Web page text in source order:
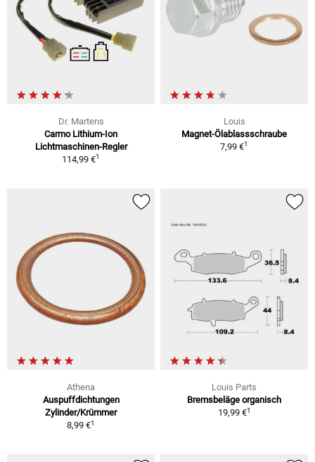
Dr. Martens
Carmo Lithium-Ion
Lichtmaschinen-Regler
114,99 €1
Louis
Magnet-Ölablassschraube
7,99 €1
Athena
Auspuffdichtungen
Zylinder/Krümmer
8,99 €1
Louis Parts
Bremsbeläge organisch
19,99 €1